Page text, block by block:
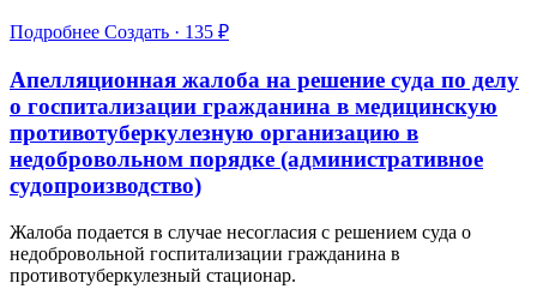
Подробнее Создать · 135 ₽
Апелляционная жалоба на решение суда по делу
о госпитализации гражданина в медицинскую
противотуберкулезную организацию в
недобровольном порядке (административное
судопроизводство)
Жалоба подается в случае несогласия с решением суда о
недобровольной госпитализации гражданина в
противотуберкулезный стационар.